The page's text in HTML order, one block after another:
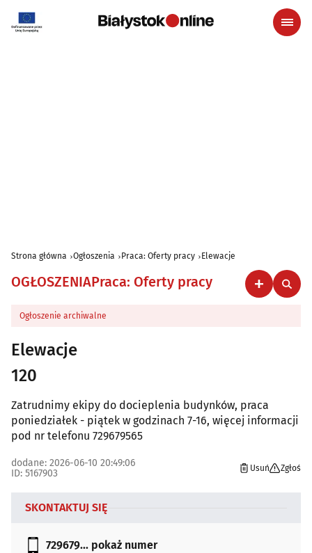
Strona główna Ogłoszenia Praca: Oferty pracy Elewacje
OGŁOSZENIAPraca: Oferty pracy
Ogłoszenie archiwalne
Elewacje
120
Zatrudnimy ekipy do docieplenia budynków, praca
poniedziałek - piątek w godzinach 7-16, więcej informacji
pod nr telefonu 729679565
dodane: 2026-06-10 20:49:06
ID: 5167903
Usuń Zgłoś
SKONTAKTUJ SIĘ
729679... pokaż numer